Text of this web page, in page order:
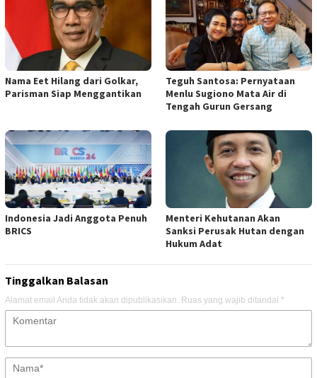
Nama Eet Hilang dari Golkar,
Parisman Siap Menggantikan
Teguh Santosa: Pernyataan
Menlu Sugiono Mata Air di
Tengah Gurun Gersang
Indonesia Jadi Anggota Penuh
BRICS
Menteri Kehutanan Akan
Sanksi Perusak Hutan dengan
Hukum Adat
Tinggalkan Balasan
Alamat email Anda tidak akan dipublikasikan. Ruas yang wajib ditandai *